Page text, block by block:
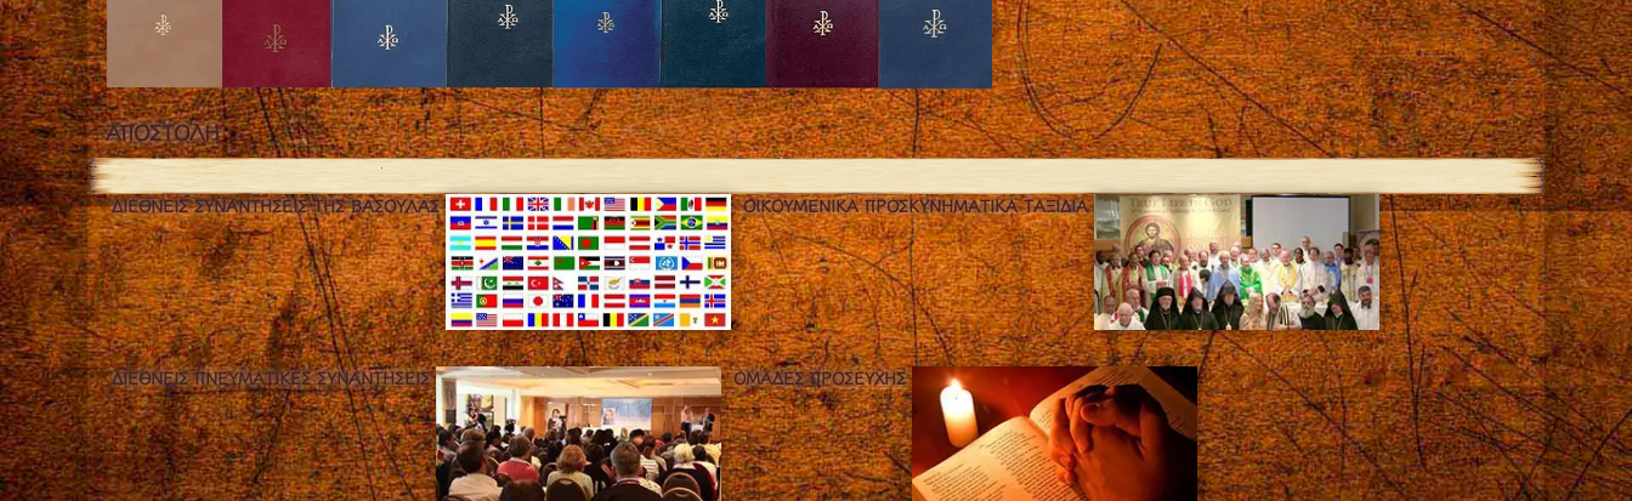
ΑΠΟΣΤΟΛH
ΔΙΕΘΝΕΊΣ ΣΥΝΑΝΤΉΣΕΙΣ ΤΗΣ ΒΑΣΟΎΛΑΣ ΟΙΚΟΥΜΕΝΙΚΆ ΠΡΟΣΚΥΝΗΜΑΤΙΚΆ ΤΑΞΊΔΙΑ
ΔΙΕΘΝΕΊΣ ΠΝΕΥΜΑΤΙΚΈΣ ΣΥΝΑΝΤΉΣΕΙΣ ΟΜΆΔΕΣ ΠΡΟΣΕΥΧΉΣ